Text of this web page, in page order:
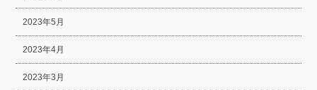
2023年5月
2023年4月
2023年3月